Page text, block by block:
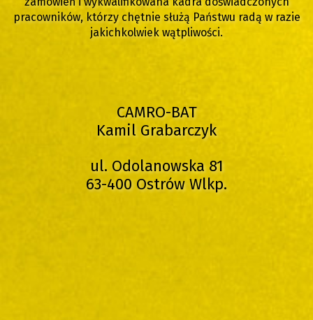
pracowników, którzy chętnie służą Państwu radą w razie
jakichkolwiek wątpliwości.
CAMRO-BAT
Kamil Grabarczyk
ul. Odolanowska 81
63-400 Ostrów Wlkp.